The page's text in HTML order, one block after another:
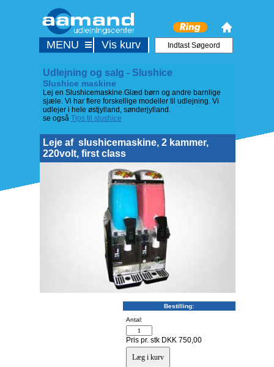
Udlejning og salg - Slushice
Slushice maskine
Lej en Slushicemaskine.Glæd børn og andre barnlige
sjæle. Vi har flere forskellige modeller til udlejning. Vi
udlejer i hele østjylland, sønderjylland.
se også Tips til slushice
Leje af slushicemaskine, 2 kammer,
220volt, first class
Bestilling:
Antal:
Pris pr. stk DKK 750,00
MENU Vis kurv